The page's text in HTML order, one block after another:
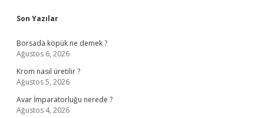
Sidebar
Son Yazılar
Borsada köpük ne demek ?
Ağustos 6, 2026
Krom nasıl üretilir ?
Ağustos 5, 2026
Avar İmparatorluğu nerede ?
Ağustos 4, 2026